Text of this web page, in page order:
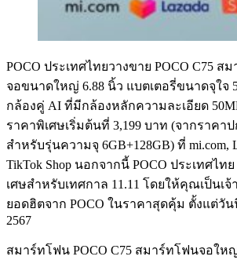
POCO ประเทศไทยวางขาย POCO C75
จอขนาดใหญ่ 6.88 นิ้ว แบตเตอรี่ขนาดจุใจ
กล้องคู่ AI ที่มีกล้องหลักความละเอียด
ราคาพิเศษเริ่มต้นที่ 3,199 บาท (จากราคาป
สำหรับรุ่นความจุ 6GB+128GB) ที่ mi.com,
TikTok Shop นอกจากนี้ POCO ประเทศไ
เศษสำหรับเทศกาล 11.11 โดยให้คุณเป็นเ
ยอดฮิตจาก POCO ในราคาสุดคุ้ม ตั้งแต่วั
2567
สมาร์ทโฟน POCO C75 สมาร์ทโฟนจอใ